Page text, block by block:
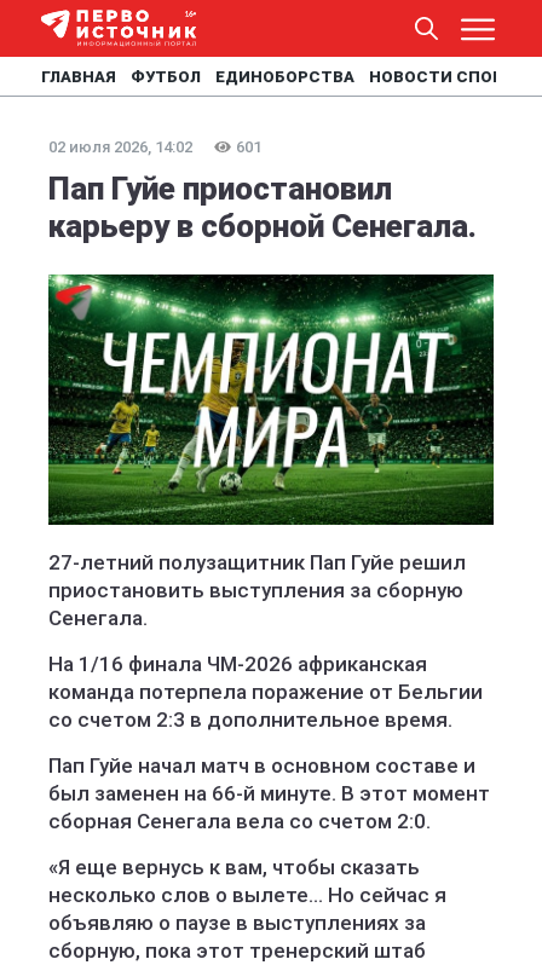
ГЛАВНАЯ ФУТБОЛ ЕДИНОБОРСТВА НОВОСТИ СПОРТА
02 июля 2026, 14:02 601
Пап Гуйе приостановил
карьеру в сборной Сенегала.
27-летний полузащитник Пап Гуйе решил
приостановить выступления за сборную
Сенегала.
На 1/16 финала ЧМ-2026 африканская
команда потерпела поражение от Бельгии
со счетом 2:3 в дополнительное время.
Пап Гуйе начал матч в основном составе и
был заменен на 66-й минуте. В этот момент
сборная Сенегала вела со счетом 2:0.
«Я еще вернусь к вам, чтобы сказать
несколько слов о вылете... Но сейчас я
объявляю о паузе в выступлениях за
сборную, пока этот тренерский штаб